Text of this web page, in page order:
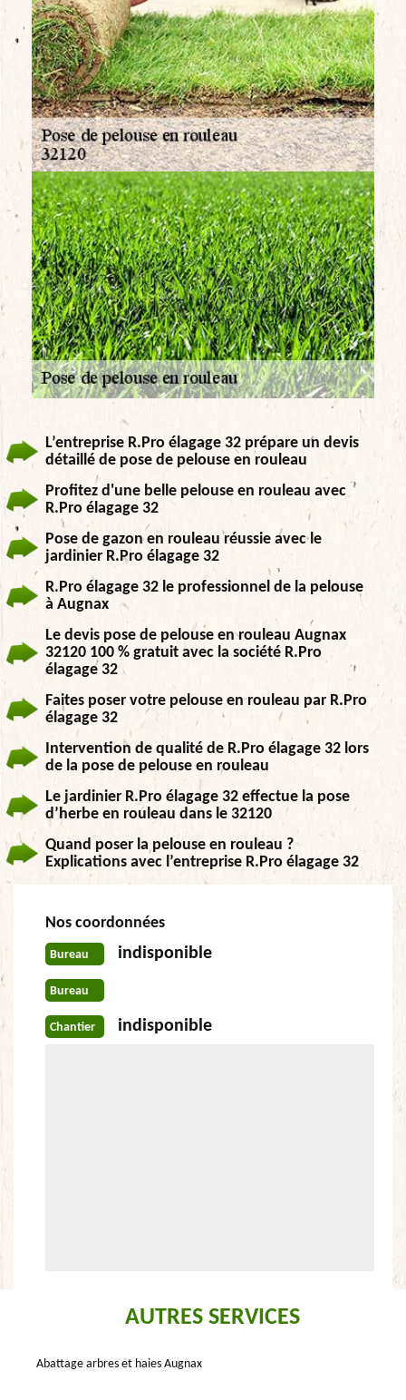
L’entreprise R.Pro élagage 32 prépare un devis
détaillé de pose de pelouse en rouleau
Profitez d'une belle pelouse en rouleau avec
R.Pro élagage 32
Pose de gazon en rouleau réussie avec le
jardinier R.Pro élagage 32
R.Pro élagage 32 le professionnel de la pelouse
à Augnax
Le devis pose de pelouse en rouleau Augnax
32120 100 % gratuit avec la société R.Pro
élagage 32
Faites poser votre pelouse en rouleau par R.Pro
élagage 32
Intervention de qualité de R.Pro élagage 32 lors
de la pose de pelouse en rouleau
Le jardinier R.Pro élagage 32 effectue la pose
d’herbe en rouleau dans le 32120
Quand poser la pelouse en rouleau ?
Explications avec l’entreprise R.Pro élagage 32
Nos coordonnées
Bureau indisponible
Bureau
Chantier indisponible
AUTRES SERVICES
Abattage arbres et haies Augnax